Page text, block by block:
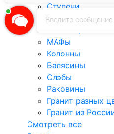
Ступени
Подоконники
МАФы
Колонны
Балясины
Слэбы
Раковины
Гранит разных
Гранит из
Смотреть все
Введите сообщение